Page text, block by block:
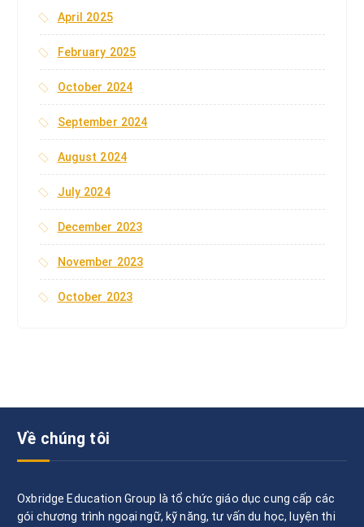
April 2025
February 2025
October 2024
September 2024
August 2024
July 2024
December 2023
November 2023
October 2023
Về chúng tôi
Oxbridge Education Group là tổ chức giáo dục cung cấp các
gói chương trình ngoại ngữ, kỹ năng, tư vấn du học, luyện thi